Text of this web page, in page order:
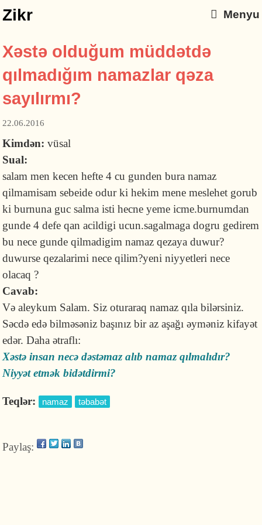
Zikr Menyu
Xəstə olduğum müddətdə
qılmadığım namazlar qəza
sayılırmı?
22.06.2016
Kimdən:vüsal
Sual:
salam men kecen hefte 4 cu gunden bura namaz
qilmamisam sebeide odur ki hekim mene meslehet gorub
ki burnuna guc salma isti hecne yeme icme.burnumdan
gunde 4 defe qan acildigi ucun.sagalmaga dogru gedirem
bu nece gunde qilmadigim namaz qezaya duwur?
duwurse qezalarimi nece qilim?yeni niyyetleri nece
olacaq ?
Cavab:
Və aleykum Salam. Siz oturaraq namaz qıla bilərsiniz.
Səcdə edə bilməsəniz başınız bir az aşağı əyməniz kifayət
edər. Daha ətraflı:
Xəstə insan necə dəstəmaz alıb namaz qılmalıdır?
Niyyət etmək bidətdirmi?
Teqlər: namaz təbabət
Paylaş: